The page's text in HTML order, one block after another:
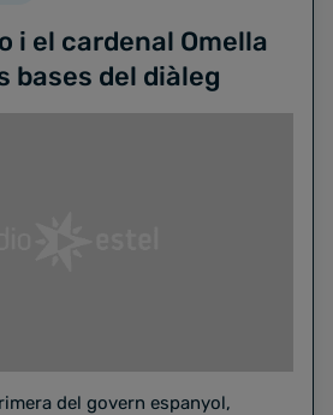
i el cardenal Omella
bases del diàleg
del govern espanyol,